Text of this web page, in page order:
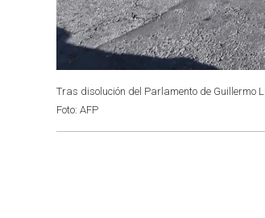
Tras disolución del Parlamento de Guillermo
Foto: AFP